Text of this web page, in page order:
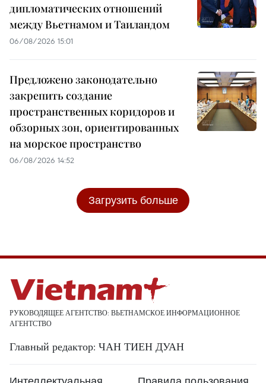
дипломатических отношений
между Вьетнамом и Таиландом
06/08/2026 15:01
Предложено законодательно
закрепить создание
пространственных коридоров и
обзорных зон, ориентированных
на морское пространство
06/08/2026 14:52
Загрузить больше
РУКОВОДЯЩЕЕ АГЕНТСТВО: ВЬЕТНАМСКОЕ ИНФОРМАЦИОННОЕ
АГЕНТСТВО
Главный редактор: ЧАН ТИЕН ДУАН